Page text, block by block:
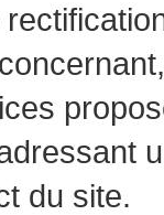
du site.